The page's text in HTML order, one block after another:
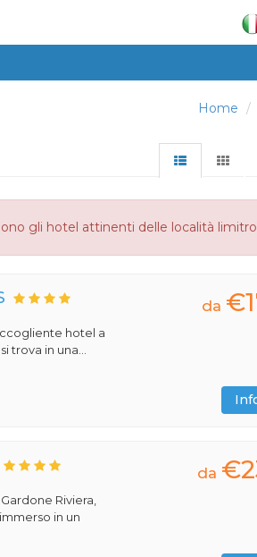
Home
gli hotel attinenti delle località
hotel a
trova in una...
da
Riviera,
in un
da